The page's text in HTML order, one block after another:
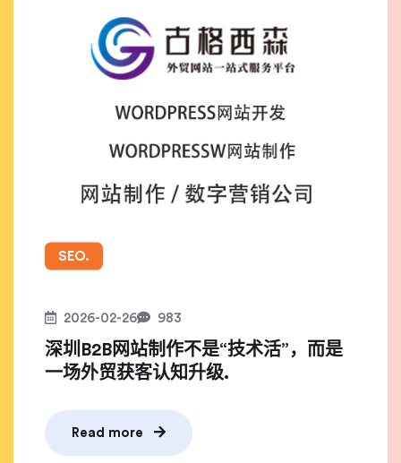
SEO.
2026-02-26 983
深圳B2B网站制作不是“技术活”，而是
一场外贸获客认知升级.
Read more